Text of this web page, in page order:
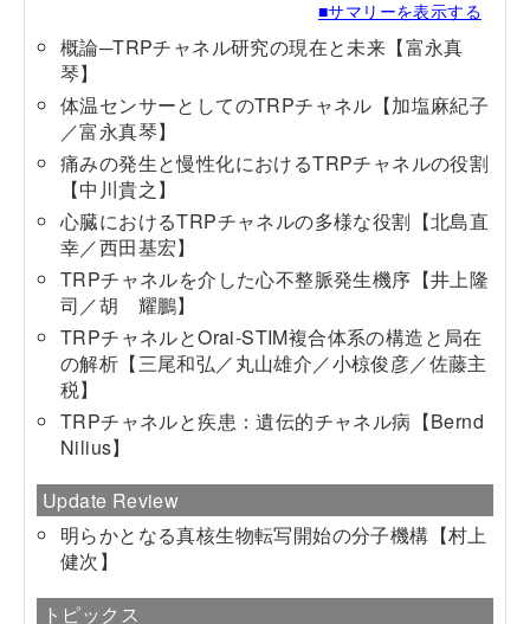
■サマリーを表示する
概論─TRPチャネル研究の現在と未来【富永真
琴】
体温センサーとしてのTRPチャネル【加塩麻紀子
／富永真琴】
痛みの発生と慢性化におけるTRPチャネルの役割
【中川貴之】
心臓におけるTRPチャネルの多様な役割【北島直
幸／西田基宏】
TRPチャネルを介した心不整脈発生機序【井上隆
司／胡 耀鵬】
TRPチャネルとOrai-STIM複合体系の構造と局在
の解析【三尾和弘／丸山雄介／小椋俊彦／佐藤主
税】
TRPチャネルと疾患：遺伝的チャネル病【Bernd
Nilius】
Update Review
明らかとなる真核生物転写開始の分子機構【村上
健次】
トピックス